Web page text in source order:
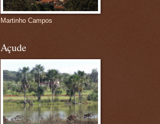
Martinho Campos
Açude